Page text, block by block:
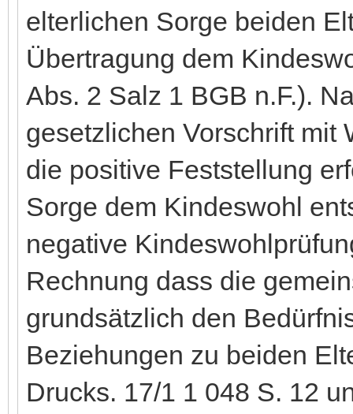
elterlichen Sorge beiden
Übertragung dem
Abs. 2 Salz 1 BGB n.F.).
gesetzlichen Vorschrift mit
die positive Feststellung
Sorge dem Kindeswohl
negative
Rechnung dass die
grundsätzlich den
Beziehungen zu beiden
Drucks. 17/1 1 048 S. 12